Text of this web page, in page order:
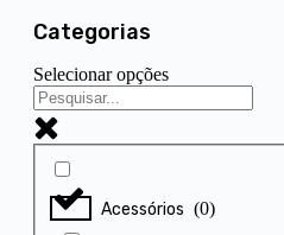
Categorias
Selecionar opções
Acessórios (0)